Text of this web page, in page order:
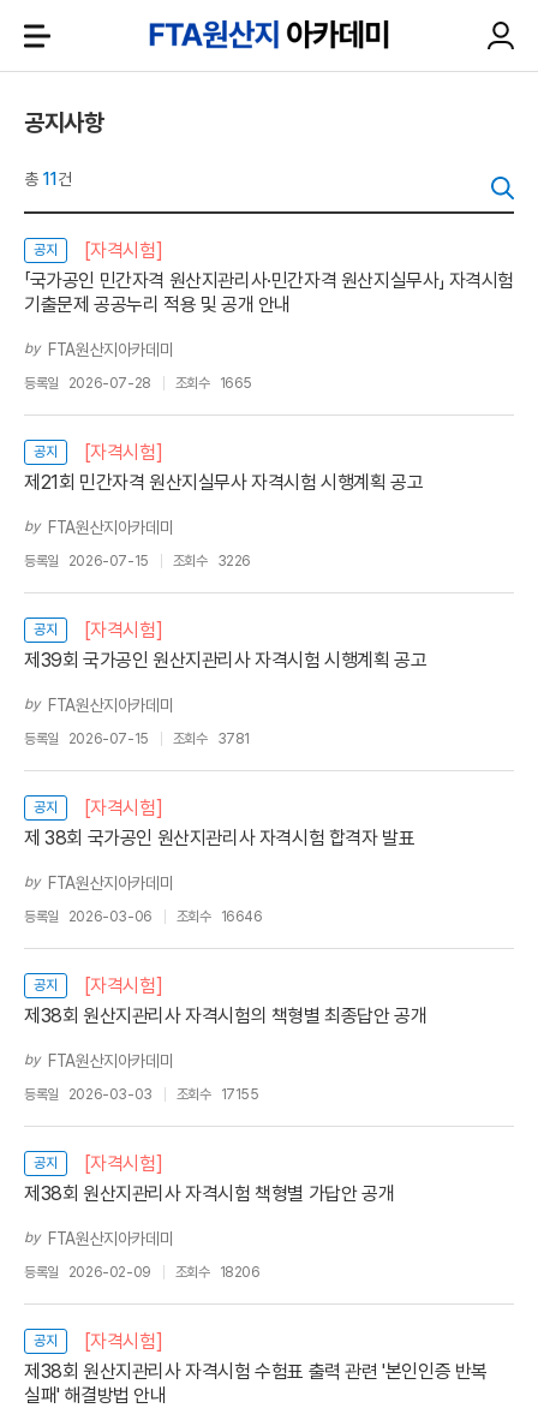
공지사항
총 11 건
공지
[자격시험]
「국가공인 민간자격 원산지관리사·민간자격 원산지실무사」 자격시험
기출문제 공공누리 적용 및 공개 안내
by FTA원산지아카데미
등록일 2026-07-28 조회수 1665
공지
[자격시험]
제21회 민간자격 원산지실무사 자격시험 시행계획 공고
by FTA원산지아카데미
등록일 2026-07-15 조회수 3226
공지
[자격시험]
제39회 국가공인 원산지관리사 자격시험 시행계획 공고
by FTA원산지아카데미
등록일 2026-07-15 조회수 3781
공지
[자격시험]
제 38회 국가공인 원산지관리사 자격시험 합격자 발표
by FTA원산지아카데미
등록일 2026-03-06 조회수 16646
공지
[자격시험]
제38회 원산지관리사 자격시험의 책형별 최종답안 공개
by FTA원산지아카데미
등록일 2026-03-03 조회수 17155
공지
[자격시험]
제38회 원산지관리사 자격시험 책형별 가답안 공개
by FTA원산지아카데미
등록일 2026-02-09 조회수 18206
공지
[자격시험]
제38회 원산지관리사 자격시험 수험표 출력 관련 '본인인증 반복
실패' 해결방법 안내